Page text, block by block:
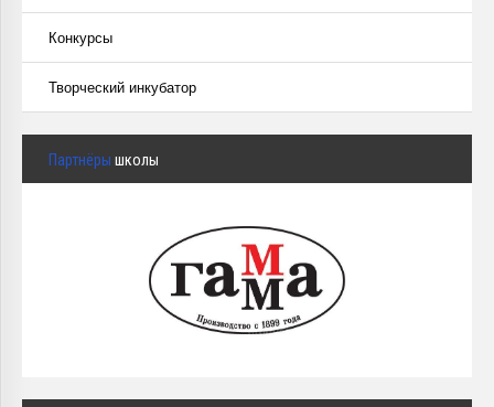
Конкурсы
Творческий инкубатор
Партнёры школы